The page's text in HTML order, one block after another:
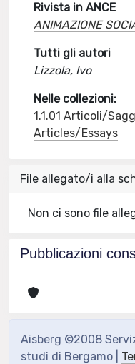
Rivista in ANCE
ANIMAZIONE
Tutti gli autori
Lizzola, Ivo
Nelle collezioni:
1.1.01 Articoli/
Articles/Essays
File allegato/i alla
Non ci sono file
Pubblicazioni
Aisberg ©2008
studi di Bergamo |